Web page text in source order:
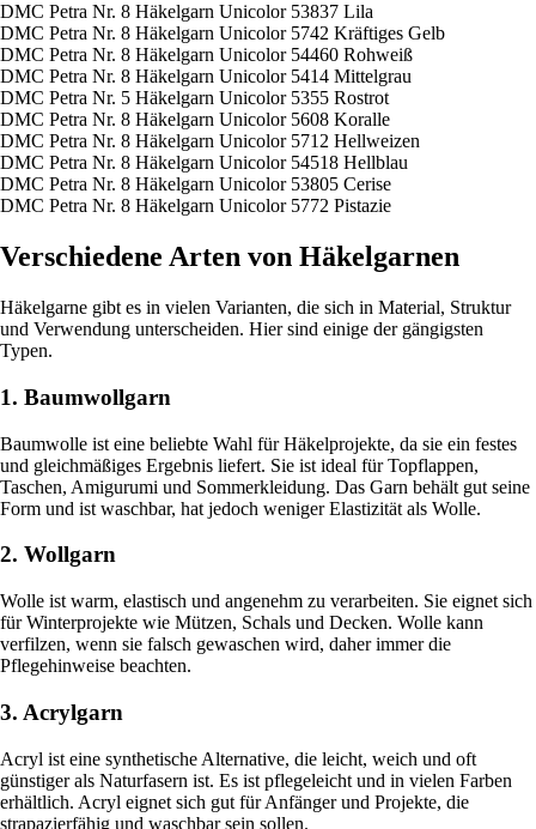
DMC Petra Nr. 8 Häkelgarn Unicolor 53837 Lila
DMC Petra Nr. 8 Häkelgarn Unicolor 5742 Kräftiges Gelb
DMC Petra Nr. 8 Häkelgarn Unicolor 54460 Rohweiß
DMC Petra Nr. 8 Häkelgarn Unicolor 5414 Mittelgrau
DMC Petra Nr. 5 Häkelgarn Unicolor 5355 Rostrot
DMC Petra Nr. 8 Häkelgarn Unicolor 5608 Koralle
DMC Petra Nr. 8 Häkelgarn Unicolor 5712 Hellweizen
DMC Petra Nr. 8 Häkelgarn Unicolor 54518 Hellblau
DMC Petra Nr. 8 Häkelgarn Unicolor 53805 Cerise
DMC Petra Nr. 8 Häkelgarn Unicolor 5772 Pistazie
Verschiedene Arten von Häkelgarnen
Häkelgarne gibt es in vielen Varianten, die sich in Material, Struktur
und Verwendung unterscheiden. Hier sind einige der gängigsten
Typen.
1. Baumwollgarn
Baumwolle ist eine beliebte Wahl für Häkelprojekte, da sie ein festes
und gleichmäßiges Ergebnis liefert. Sie ist ideal für Topflappen,
Taschen, Amigurumi und Sommerkleidung. Das Garn behält gut seine
Form und ist waschbar, hat jedoch weniger Elastizität als Wolle.
2. Wollgarn
Wolle ist warm, elastisch und angenehm zu verarbeiten. Sie eignet sich
für Winterprojekte wie Mützen, Schals und Decken. Wolle kann
verfilzen, wenn sie falsch gewaschen wird, daher immer die
Pflegehinweise beachten.
3. Acrylgarn
Acryl ist eine synthetische Alternative, die leicht, weich und oft
günstiger als Naturfasern ist. Es ist pflegeleicht und in vielen Farben
erhältlich. Acryl eignet sich gut für Anfänger und Projekte, die
strapazierfähig und waschbar sein sollen.